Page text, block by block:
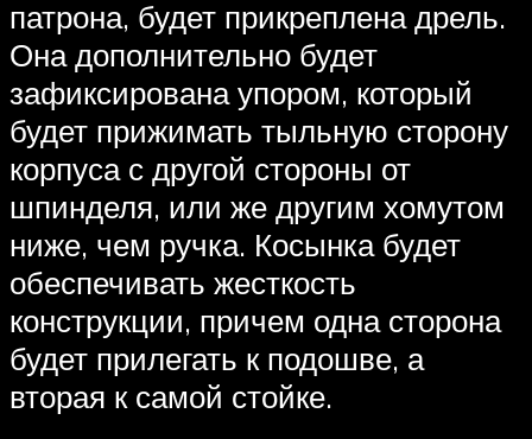
патрона, будет прикреплена дрель.
Она дополнительно будет
зафиксирована упором, который
будет прижимать тыльную сторону
корпуса с другой стороны от
шпинделя, или же другим хомутом
ниже, чем ручка. Косынка будет
обеспечивать жесткость
конструкции, причем одна сторона
будет прилегать к подошве, а
вторая к самой стойке.